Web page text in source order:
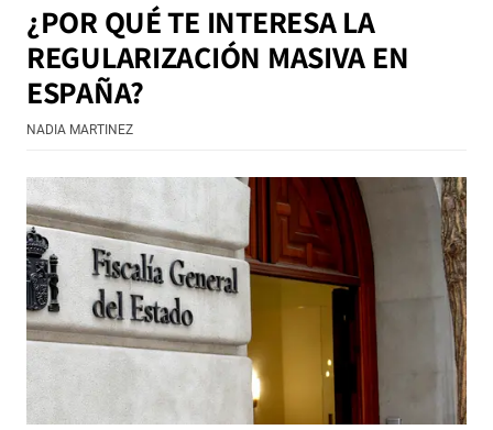
¿POR QUÉ TE INTERESA LA
REGULARIZACIÓN MASIVA EN
ESPAÑA?
NADIA MARTINEZ